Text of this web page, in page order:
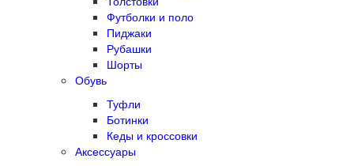
Футболки и поло
Пиджаки
Рубашки
Шорты
Обувь
Туфли
Ботинки
Кеды и кроссовки
Аксессуары